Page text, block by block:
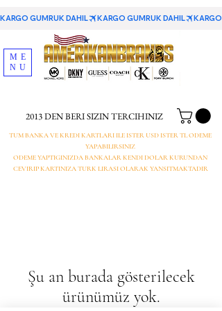
KARGO GUMRUK DAHIL
2013 DEN BERI SIZIN TERCIHINIZ
TUM BANKA VE KREDI KARTLARI ILE ISTER USD ISTER TL ODEME
YAPABILIRSINIZ
ODEME YAPTIGINIZDA BANKALAR KENDI DOLAR KURUNDAN
CEVIRIP KARTINIZA TURK LIRASI OLARAK YANSITMAKTADIR
ME
NU
Şu an burada gösterilecek
ürünümüz yok.